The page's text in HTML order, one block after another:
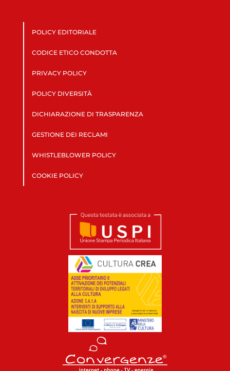
POLICY EDITORIALE
CODICE ETICO CONDOTTA
PRIVACY POLICY
POLICY DIVERSITÀ
DICHIARAZIONE DI TRASPARENZA
GESTIONE DEI RECLAMI
WHISTLEBLOWER POLICY
COOKIE POLICY